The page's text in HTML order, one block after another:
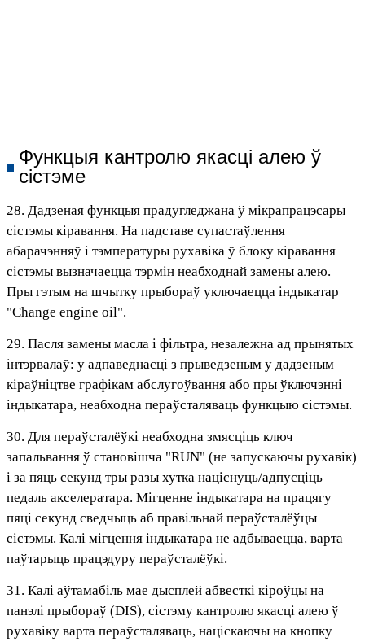
Функцыя кантролю якасці алею ў
сістэме
28. Дадзеная функцыя прадугледжана ў мікрапрацэсары
сістэмы кіравання. На падставе супастаўлення
абарачэнняў і тэмпературы рухавіка ў блоку кіравання
сістэмы вызначаецца тэрмін неабходнай замены алею.
Пры гэтым на шчытку прыбораў уключаецца індыкатар
"Change engine oil".
29. Пасля замены масла і фільтра, незалежна ад прынятых
інтэрвалаў: у адпаведнасці з прыведзеным у дадзеным
кіраўніцтве графікам абслугоўвання або пры ўключэнні
індыкатара, неабходна пераўсталяваць функцыю сістэмы.
30. Для пераўсталёўкі неабходна змясціць ключ
запальвання ў становішча "RUN" (не запускаючы рухавік)
і за пяць секунд тры разы хутка націснуць/адпусціць
педаль акселератара. Мігценне індыкатара на працягу
пяці секунд сведчыць аб правільнай пераўсталёўцы
сістэмы. Калі мігцення індыкатара не адбываецца, варта
паўтарыць працэдуру пераўсталёўкі.
31. Калі аўтамабіль мае дысплей абвесткі кіроўцы на
панэлі прыбораў (DIS), сістэму кантролю якасці алею ў
рухавіку варта пераўсталяваць, націскаючы на кнопку